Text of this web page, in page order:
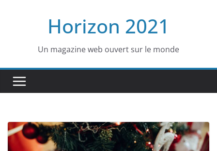
Horizon 2021
Un magazine web ouvert sur le monde